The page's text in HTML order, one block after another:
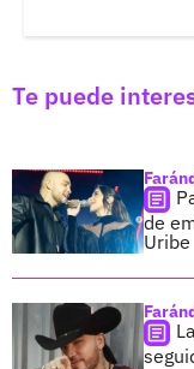
Te puede
de
Uribe